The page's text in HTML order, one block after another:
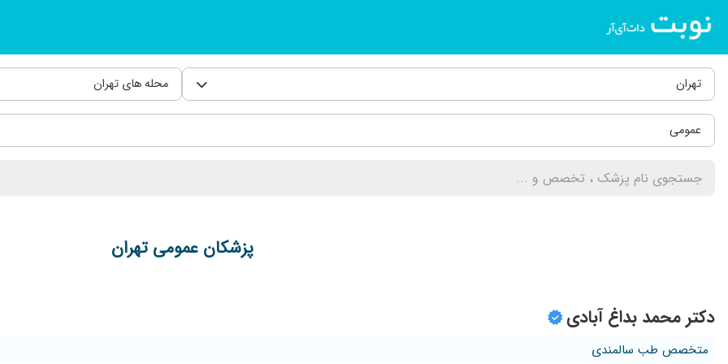
تهران محله های تهران
عمومی
پزشکان عمومی تهران
دکتر محمد بداغ آبادی
متخصص طب سالمندی